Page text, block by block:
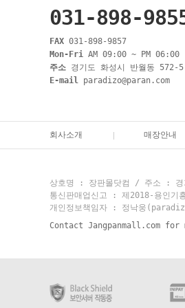
031-898-
FAX 031-898-9857
Mon-Fri AM 09:00 ~ PM 06:00
주소 경기도 화성시 반월동 572-5
E-mail paradizo@paran.com
회사소개 매장안내
상호명 : 장판몰닷컴 / 주소 : 경
통신판매업신고 : 제2018-용인
개인정보책임자 : 정낙웅
Contact Jangpanmall.com for